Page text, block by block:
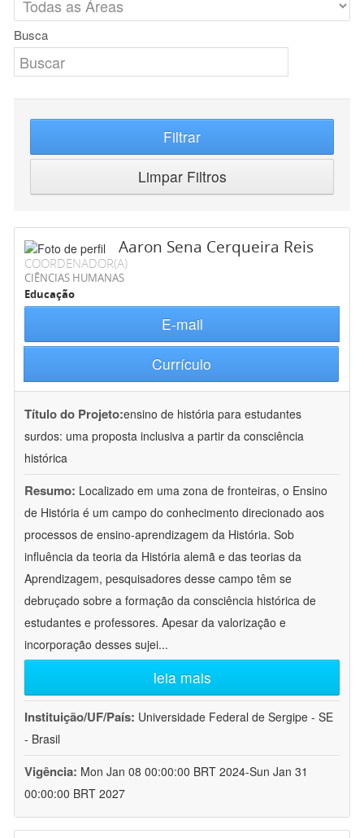
Busca
Filtrar
Limpar Filtros
Aaron Sena Cerqueira Reis
COORDENADOR(A)
CIÊNCIAS HUMANAS
Educação
E-mail
Currículo
Título do Projeto:ensino de história para estudantes
surdos: uma proposta inclusiva a partir da consciência
histórica
Resumo: Localizado em uma zona de fronteiras, o Ensino
de História é um campo do conhecimento direcionado aos
processos de ensino-aprendizagem da História. Sob
influência da teoria da História alemã e das teorias da
Aprendizagem, pesquisadores desse campo têm se
debruçado sobre a formação da consciência histórica de
estudantes e professores. Apesar da valorização e
incorporação desses sujei...
leia mais
Instituição/UF/País: Universidade Federal de Sergipe - SE
- Brasil
Vigência: Mon Jan 08 00:00:00 BRT 2024-Sun Jan 31
00:00:00 BRT 2027